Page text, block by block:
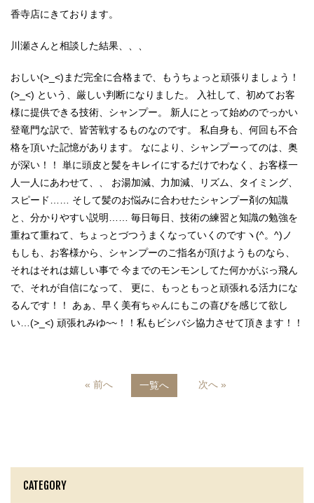
香寺店にきております。
川瀬さんと相談した結果、、、
おしい(>_<)まだ完全に合格まで、もうちょっと頑張りましょう！
(>_<) という、厳しい判断になりました。 入社して、初めてお客
様に提供できる技術、シャンプー。 新人にとって始めのでっかい
登竜門な訳で、皆苦戦するものなのです。 私自身も、何回も不合
格を頂いた記憶があります。 なにより、シャンプーってのは、奥
が深い！！ 単に頭皮と髪をキレイにするだけでわなく、お客様一
人一人にあわせて、、 お湯加減、力加減、リズム、タイミング、
スピード…… そして髪のお悩みに合わせたシャンプー剤の知識
と、分かりやすい説明…… 毎日毎日、技術の練習と知識の勉強を
重ねて重ねて、ちょっとづつうまくなっていくのですヽ(^。^)ノ
もしも、お客様から、シャンプーのご指名が頂けようものなら、
それはそれは嬉しい事で 今までのモンモンしてた何かがぶっ飛ん
で、それが自信になって、 更に、もっともっと頑張れる活力にな
るんです！！ あぁ、早く美有ちゃんにもこの喜びを感じて欲し
い…(>_<) 頑張れみゆ~~！！私もビシバシ協力させて頂きます！！
« 前へ 一覧へ 次へ »
CATEGORY